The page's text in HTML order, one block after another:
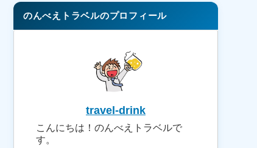
のんべえトラベルのプロフィール
travel-drink
こんにちは！のんべえトラベルで
す。